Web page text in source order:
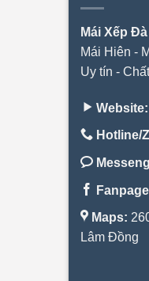
Mái Xếp
Mái Hiên -
Uy tín -
Website:
Hotline/
Maps:
Lâm Đồng